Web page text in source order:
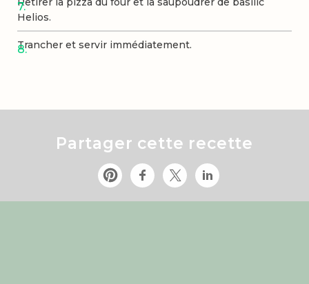
Helios.
Trancher et servir immédiatement.
Partager cette recette